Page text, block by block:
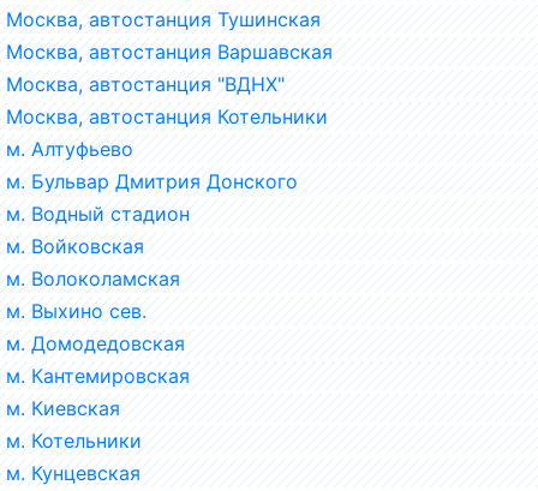
Москва, автостанция Тушинская
Москва, автостанция Варшавская
Москва, автостанция "ВДНХ"
Москва, автостанция Котельники
м. Алтуфьево
м. Бульвар Дмитрия Донского
м. Водный стадион
м. Войковская
м. Волоколамская
м. Выхино сев.
м. Домодедовская
м. Кантемировская
м. Киевская
м. Котельники
м. Кунцевская